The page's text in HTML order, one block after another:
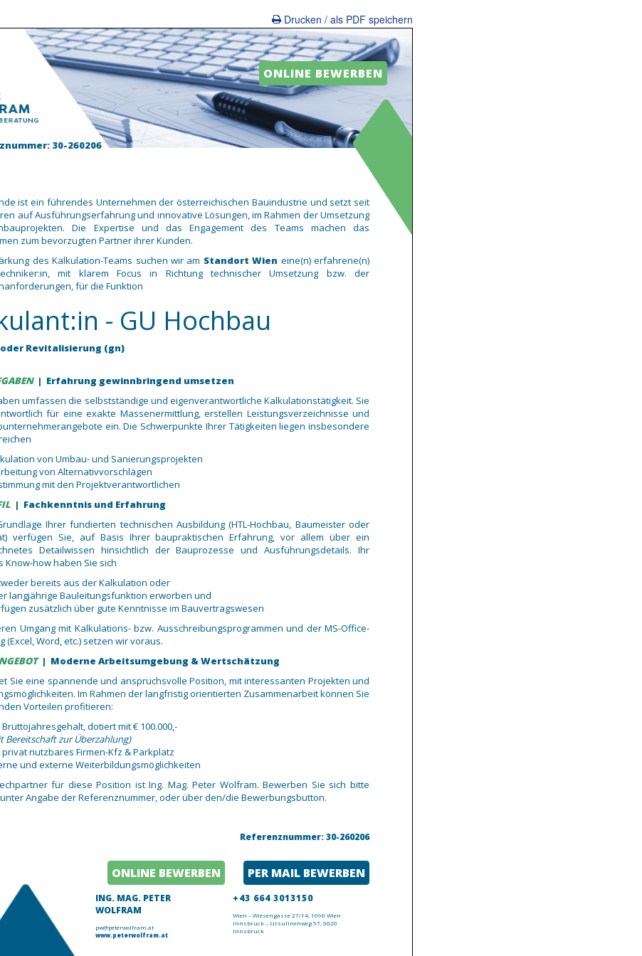
Drucken / als PDF speichern
30-260206
ONLINE BEWERBEN
ist ein führendes Unternehmen der österreichischen Bauindustrie und setzt seit
auf Ausführungserfahrung und innovative Lösungen, im Rahmen der Umsetzung
Die Expertise und das Engagement des Teams machen das
zum bevorzugten Partner ihrer Kunden.
des Kalkulation-Teams suchen wir am Standort Wien eine(n) erfahrene(n)
mit klarem Focus in Richtung technischer Umsetzung bzw. der
für die Funktion
- GU Hochbau
Revitalisierung (gn)
| Erfahrung gewinnbringend umsetzen
umfassen die selbstständige und eigenverantwortliche Kalkulationstätigkeit. Sie
für eine exakte Massenermittlung, erstellen Leistungsverzeichnisse und
ein. Die Schwerpunkte Ihrer Tätigkeiten liegen insbesondere
von Umbau- und Sanierungsprojekten
von Alternativvorschlägen
mit den Projektverantwortlichen
| Fachkenntnis und Erfahrung
Ihrer fundierten technischen Ausbildung (HTL-Hochbau, Baumeister oder
verfügen Sie, auf Basis Ihrer baupraktischen Erfahrung, vor allem über ein
Detailwissen hinsichtlich der Bauprozesse und Ausführungsdetails. Ihr
Know-how haben Sie sich
bereits aus der Kalkulation oder
langjährige Bauleitungsfunktion erworben und
zusätzlich über gute Kenntnisse im Bauvertragswesen
Umgang mit Kalkulations- bzw. Ausschreibungsprogrammen und der MS-Office-
(Excel, Word, etc.) setzen wir voraus.
| Moderne Arbeitsumgebung & Wertschätzung
Sie eine spannende und anspruchsvolle Position, mit interessanten Projekten und
Im Rahmen der langfristig orientierten Zusammenarbeit können Sie
Vorteilen profitieren:
dotiert mit € 100.000,-
Bereitschaft zur Überzahlung)
nutzbares Firmen-Kfz & Parkplatz
und externe Weiterbildungsmöglichkeiten
für diese Position ist Ing. Mag. Peter Wolfram. Bewerben Sie sich bitte
, unter Angabe der Referenznummer, oder über den/die Bewerbungsbutton.
Referenznummer: 30-260206
ONLINE BEWERBEN PER MAIL BEWERBEN
ING. MAG. PETER
WOLFRAM
pw@peterwolfram.at
www.peterwolfram.at
+43 664 3013150
Wien – Wiesengasse 27/14, 1090 Wien
Innsbruck – Ursulinenweg 57, 6020
Innsbruck